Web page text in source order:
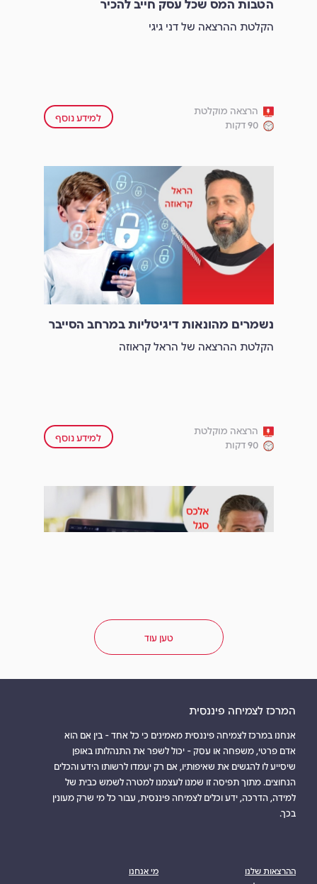
הקלטת ההרצאה של דני גיגי
הרצאה מוקלטת
90 דקות
למידע נוסף
נשמרים מהונאות דיגיטליות במרחב הסייבר
הקלטת ההרצאה של הראל קראוזה
הרצאה מוקלטת
90 דקות
למידע נוסף
הדרכה על מערכת פועלים MyTrade
הרצאה מוקלטת
90 דקות
למידע נוסף
טען עוד
המרכז לצמיחה פיננסית
אנחנו במרכז לצמיחה פיננסית מאמינים כי כל אחד - בין אם הוא
אדם פרטי, משפחה או עסק - יכול לשפר את התנהלותו באופן
שיסייע לו להגשים את שאיפותיו, אם רק יעמדו לרשותו הידע והכלים
הנחוצים. מתוך תפיסה זו שמנו לעצמנו למטרה לשמש כבית של
למידה, הדרכה, ידע וכלים לצמיחה פיננסית, עבור כל מי שרק מעונין
בכך.
ההרצאות שלנו
מי אנחנו